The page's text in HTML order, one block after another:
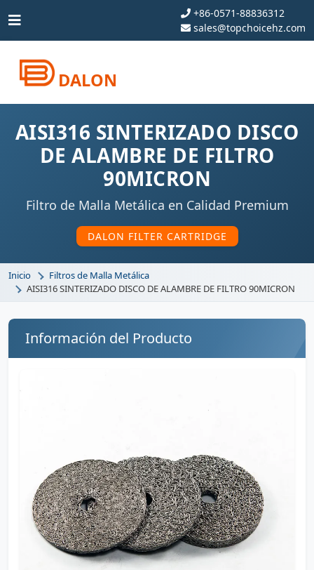
+86-0571-88836312
sales@topchoicehz.com
DALON
AISI316 SINTERIZADO DISCO
DE ALAMBRE DE FILTRO
90MICRON
Filtro de Malla Metálica en Calidad Premium
DALON FILTER CARTRIDGE
Inicio
Filtros de Malla Metálica
AISI316 SINTERIZADO DISCO DE ALAMBRE DE FILTRO 90MICRON
Información del Producto